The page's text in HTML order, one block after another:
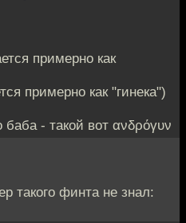
примерно как
примерно как "гинека")
- такой вот ανδρόγυν
такого финта не знал: